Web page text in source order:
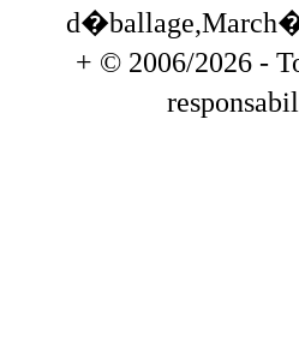
d�ballage,March�
+ © 2006/2026 -